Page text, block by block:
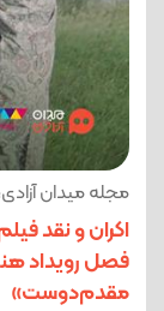
مجله میدان آزادی، جمعه 1
اکران و نقد
فصل رویداد
مقدم‌دوست»